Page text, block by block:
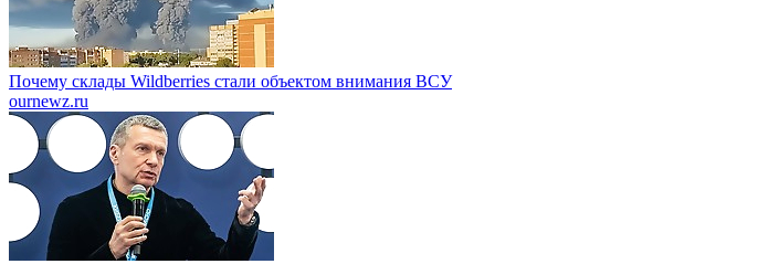
Почему склады Wildberries стали объектом внимания ВСУ
ournewz.ru